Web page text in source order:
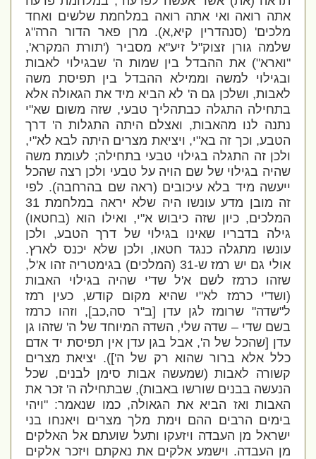
אתה רואה ואי אתה רואה במלחמת שלשים ואחד
מלכים' (סנהדרין קיא,א).מרן פאר הדור הרה"ג
שלמה גורן זצוק"ל זיע"א מסביר ('תורת המקרא',
"וארא") את ההבדל בין שמות ה' שבגילוי לאבות
ובגילוי למשה וממילא ההבדל בין תפיסת משה
לאבות, ושלכן גם ה' לא הביא מיד את הגאולה אלא
בתחילה התגלה כבתהליך טבעי, שזה משום שא"י
נתנה לנו מהאבות, ואצלם היתה התגלות ה' דרך
הטבע, וכך זה בא"י, ויציאת מצרים היתה לבא לא"י,
ולכן זה התגלה בגילוי טבעי בתחילה; לעומת משה
שהיה בגילוי של שם הויה על טבעי ולכן רצה שהכל
ייעשה מיד בלא עיכובים (ראה שם בהרחבה). לפי
זה מובן מדע עונשו היה שלא יראה במלחמת 31
המלכים, כיון שזה כיבוש א"י, ואילו הוא (בחטאו)
גילה בדבריו שאינו בגילוי של דרך הטבע, ולכן
עונשו מתגלה כנגד חטאו, ולכן שלא יכנס לארץ.
אולי גם יש רמז ש-31 (המלכים) בגימטריה זהו א'ל,
שזהו כרמז לשם א'ל שד'י שהיה בגילוי האבות
(ושד'י כרמז לא"י שהיא מקום קודש, כעין רמז
ל"שדה" שרומז לגן עדן [ב"ר סה,כב], וזהו כרמז
בשם שדי – שדה שלי, השדה המיוחד של ה' שזהו גן
עדן [שהכל של ה', אבל בגן עדן אין תפיסת יד אדם
כלל אלא ברור שהוא רק של ה']). יציאת מצרים
קשורה לאבות (שמעשה אבות סימן לבנים, שכל
הנעשה בבנים שורשו באבות), שבתחילה ה' זכר את
האבות ואז הביא את הגאולה, כמו שנאמר: " ויהי
בימים הרבים ההם וימת מלך מצרים ויאנחו בני
ישראל מן העבדה ויזעקו ותעל שועתם אל האלקים
מן העבדה. וישמע אלקים את נאקתם ויזכר אלקים